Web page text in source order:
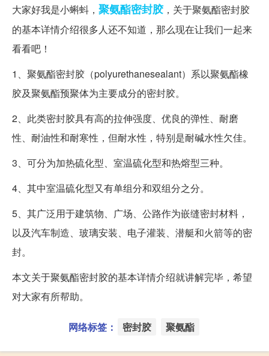
大家好我是小蝌蚪， 聚氨酯密封胶，关于聚氨酯密封胶
的基本详情介绍很多人还不知道，那么现在让我们一起来
看看吧！
1、聚氨酯密封胶（polyurethanesealant）系以聚氨酯橡
胶及聚氨酯预聚体为主要成分的密封胶。
2、此类密封胶具有高的拉伸强度、优良的弹性、耐磨
性、耐油性和耐寒性，但耐水性，特别是耐碱水性欠佳。
3、可分为加热硫化型、室温硫化型和热熔型三种。
4、其中室温硫化型又有单组分和双组分之分。
5、其广泛用于建筑物、广场、公路作为嵌缝密封材料，
以及汽车制造、玻璃安装、电子灌装、潜艇和火箭等的密
封。
本文关于聚氨酯密封胶的基本详情介绍就讲解完毕，希望
对大家有所帮助。
网络标签： 密封胶 聚氨酯